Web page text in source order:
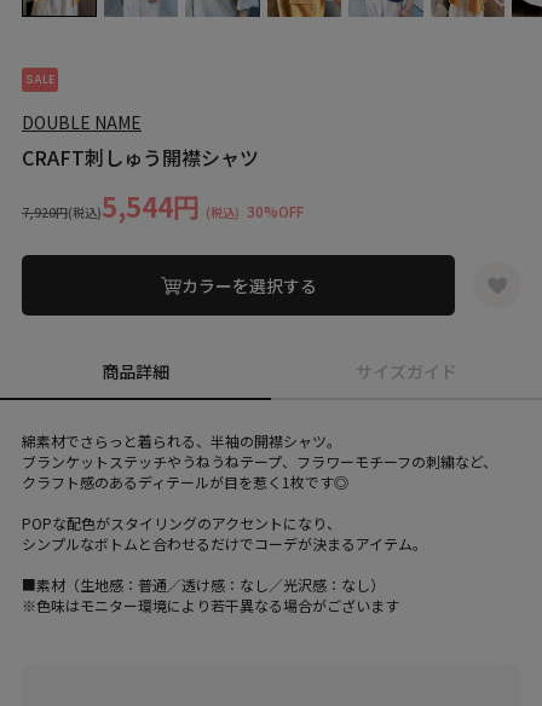
SALE
DOUBLE NAME
CRAFT刺しゅう開襟シャツ
7,920円(税込)5,544円 (税込) 30%OFF
カラーを選択する
商品詳細 サイズガイド
綿素材でさらっと着られる、半袖の開襟シャツ。
ブランケットステッチやうねうねテープ、フラワーモチーフの刺繍など、
クラフト感のあるディテールが目を惹く1枚です◎
POPな配色がスタイリングのアクセントになり、
シンプルなボトムと合わせるだけでコーデが決まるアイテム。
■素材（生地感：普通／透け感：なし／光沢感：なし）
※色味はモニター環境により若干異なる場合がございます